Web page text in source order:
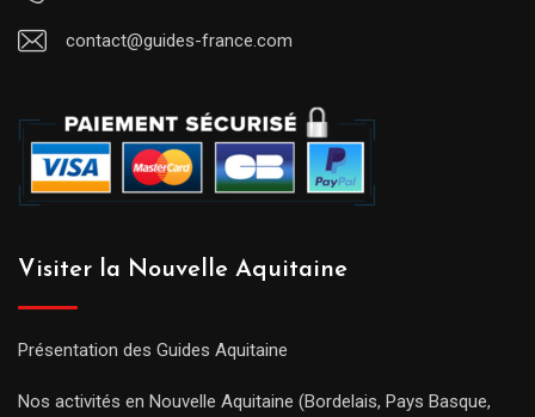
contact@guides-france.com
Visiter la Nouvelle Aquitaine
Présentation des Guides Aquitaine
Nos activités en Nouvelle Aquitaine (Bordelais, Pays Basque,